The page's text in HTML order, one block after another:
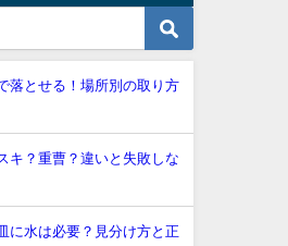
落とせる！場所別の取り方
キ？重曹？違いと失敗しな
に水は必要？見分け方と正